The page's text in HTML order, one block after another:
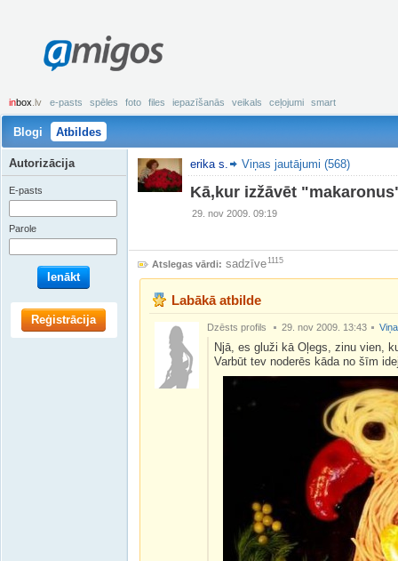
amigos
inbox .lv e-pasts spēles foto files iepazīšanās veikals ceļojumi smart
Blogi Atbildes
erika s. Viņas jautājumi (568)
Kā,kur izžāvēt
29. nov 2009. 09:19
Atslegas vārdi: sadzīve1115
Labākā atbilde
Dzēsts profils 29. nov 2009. 13:43
Njā, es gluži kā Oļegs, zinu vien,
Varbūt tev noderēs kāda no šīm
Autorizācija
E-pasts
Parole
Ienākt
Reģistrācija